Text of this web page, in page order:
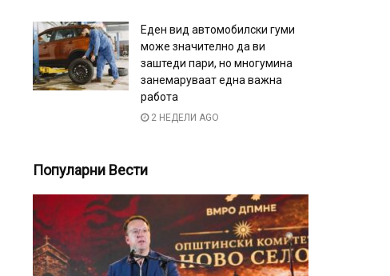
Еден вид автомобилски гуми
може значително да ви
заштеди пари, но многумина
занемаруваат една важна
работа
2 НЕДЕЛИ AGO
Популарни Вести